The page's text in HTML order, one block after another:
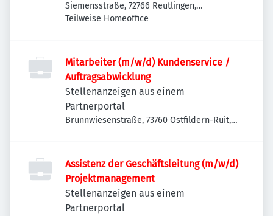
Siemensstraße, 72766 Reutlingen,
Deutschland
Teilweise Homeoffice
Mitarbeiter (m/w/d) Kundenservice /
Auftragsabwicklung
Stellenanzeigen aus einem
Partnerportal
Brunnwiesenstraße, 73760 Ostfildern-Ruit,
Assistenz der Geschäftsleitung (m/w/d)
Projektmanagement
Stellenanzeigen aus einem
Partnerportal